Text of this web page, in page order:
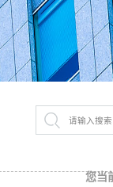
您当